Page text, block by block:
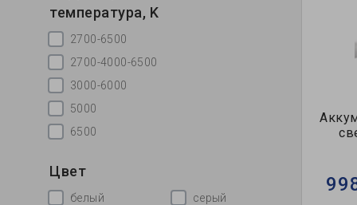
температура, K
2700-6500
2700-4000-6500
3000-6000
5000
6500
Цвет
белый
серый